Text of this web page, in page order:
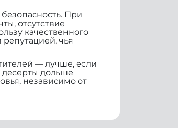
При
отсутствие
качественного
чья
— лучше, если
дольше
независимо от